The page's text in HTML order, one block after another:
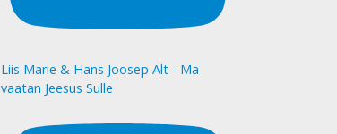
Liis Marie & Hans Joosep Alt - Ma
vaatan Jeesus Sulle